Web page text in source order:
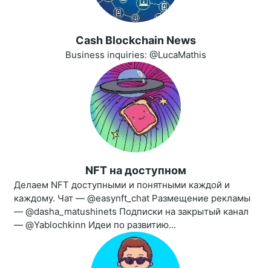
Cash Blockchain News
Business inquiries: @LucaMathis
NFT на доступном
Делаем NFT доступными и понятными каждой и
каждому. Чат — @easynft_chat Размещение рекламы
— @dasha_matushinets Подписки на закрытый канал
— @Yablochkinn Идеи по развитию...